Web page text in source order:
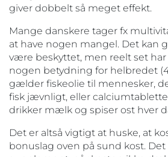
giver dobbelt så meget effekt.
Mange danskere tager fx
at have nogen mangel. Det kan
være beskyttet, men reelt set
nogen betydning for helbredet
gælder fiskeolie til mennesker,
fisk jævnligt, eller
drikker mælk og spiser ost hver
Det er altså vigtigt at huske, at
bonuslag oven på sund kost.